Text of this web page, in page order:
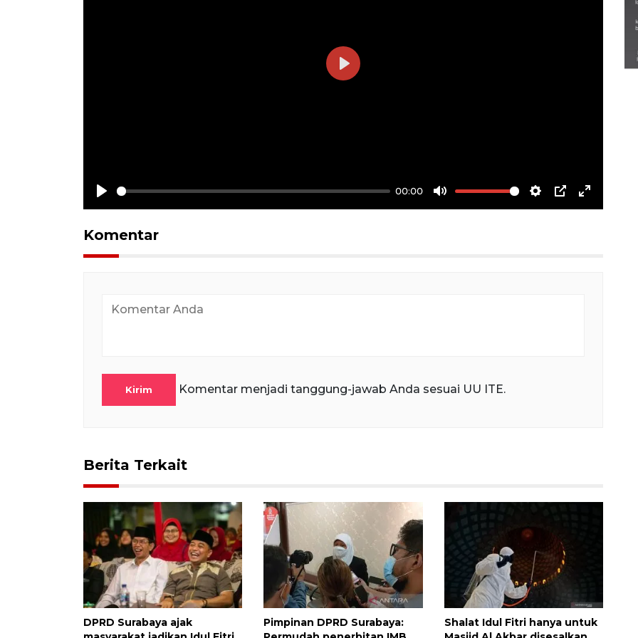
Play
00:00
Mute Settings
PIP Enter
Play
Komentar
Kirim Komentar menjadi tanggung-jawab Anda sesuai UU ITE.
Berita Terkait
DPRD Surabaya ajak
Pimpinan DPRD Surabaya:
Shalat Idul Fitri hanya untuk